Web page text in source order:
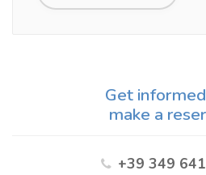
Get
make a
+39 349